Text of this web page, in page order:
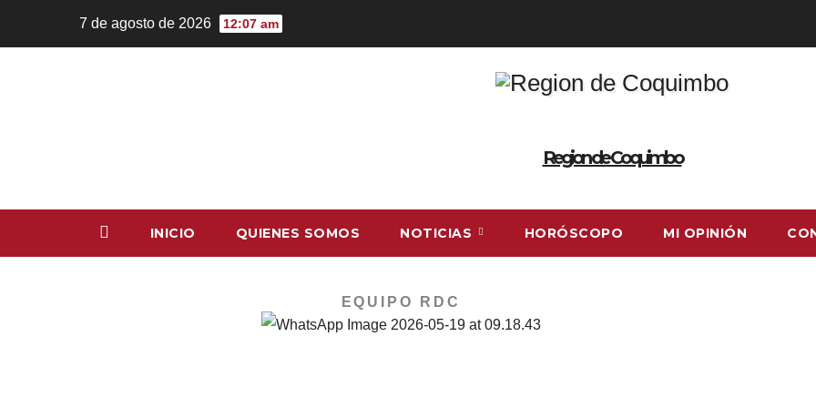
7 de agosto de 2026 12:07 am
Region de Coquimbo
INICIO QUIENES SOMOS NOTICIAS HORÓSCOPO MI OPINIÓN
EQUIPO RDC